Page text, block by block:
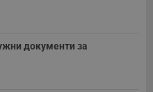
документи за